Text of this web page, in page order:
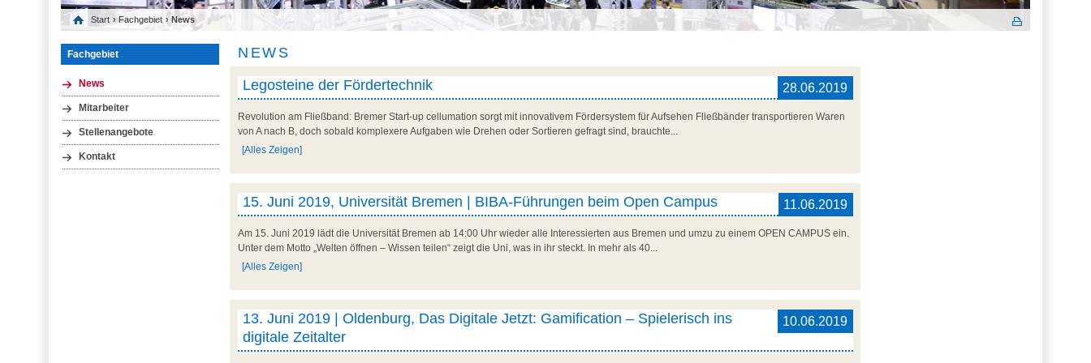
Start › Fachgebiet › News
Fachgebiet
News
Mitarbeiter
Stellenangebote
Kontakt
NEWS
28.06.2019
Legosteine der Fördertechnik
Revolution am Fließband: Bremer Start-up cellumation sorgt mit innovativem Fördersystem für Aufsehen Fließbänder transportieren Waren
von A nach B, doch sobald komplexere Aufgaben wie Drehen oder Sortieren gefragt sind, brauchte...
[Alles Zeigen]
11.06.2019
15. Juni 2019, Universität Bremen | BIBA-Führungen beim Open Campus
Am 15. Juni 2019 lädt die Universität Bremen ab 14:00 Uhr wieder alle Interessierten aus Bremen und umzu zu einem OPEN CAMPUS ein.
Unter dem Motto „Welten öffnen – Wissen teilen“ zeigt die Uni, was in ihr steckt. In mehr als 40...
[Alles Zeigen]
10.06.2019
13. Juni 2019 | Oldenburg, Das Digitale Jetzt: Gamification – Spielerisch ins
digitale Zeitalter